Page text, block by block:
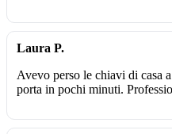
Laura P.
Avevo perso le chiavi di casa
porta in pochi minuti.